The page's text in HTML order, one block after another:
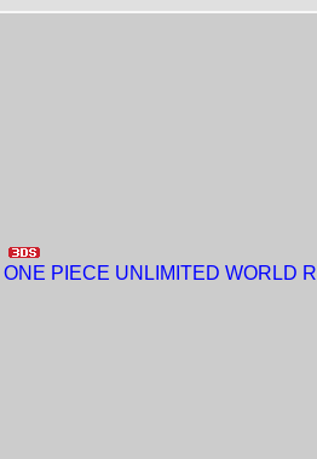
ONE PIECE UNLIMITED WORLD R